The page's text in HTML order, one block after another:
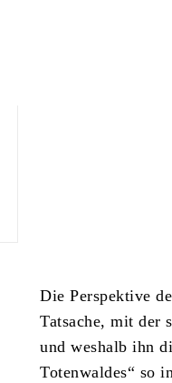
Die Perspektive
Tatsache, mit der
und weshalb ihn
Totenwaldes“ so